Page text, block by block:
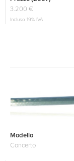
3.200 €
Incluso 19% IVA
Modello
Concerto